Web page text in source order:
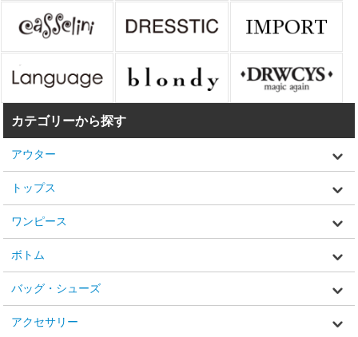
カテゴリーから探す
アウター
トップス
ワンピース
ボトム
バッグ・シューズ
アクセサリー